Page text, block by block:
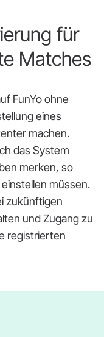
für
Matches
FunYo ohne
eines
machen.
das System
merken, so
müssen.
zukünftigen
und Zugang zu
registrierten